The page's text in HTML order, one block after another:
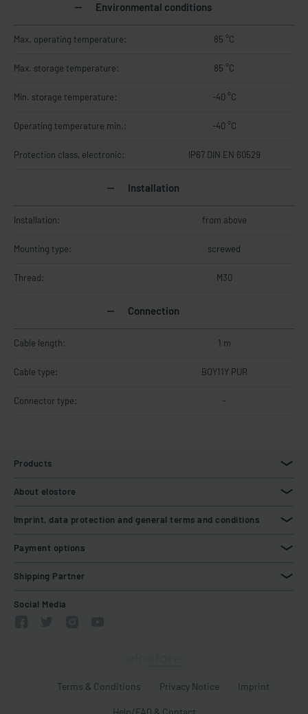
Environmental conditions
Max. operating temperature: 85 °C
Max. storage temperature: 85 °C
Min. storage temperature: -40 °C
Operating temperature min.: -40 °C
Protection class, electronic: IP67 DIN EN 60529
Installation
Installation: from above
Mounting type: screwed
Thread: M30
Connection
Cable length: 1 m
Cable type: BOY11Y PUR
Connector type: -
Products
About elostore
Imprint, data protection and general terms and conditions
Payment options
Shipping Partner
Social Media
Terms & Conditions Privacy Notice Imprint